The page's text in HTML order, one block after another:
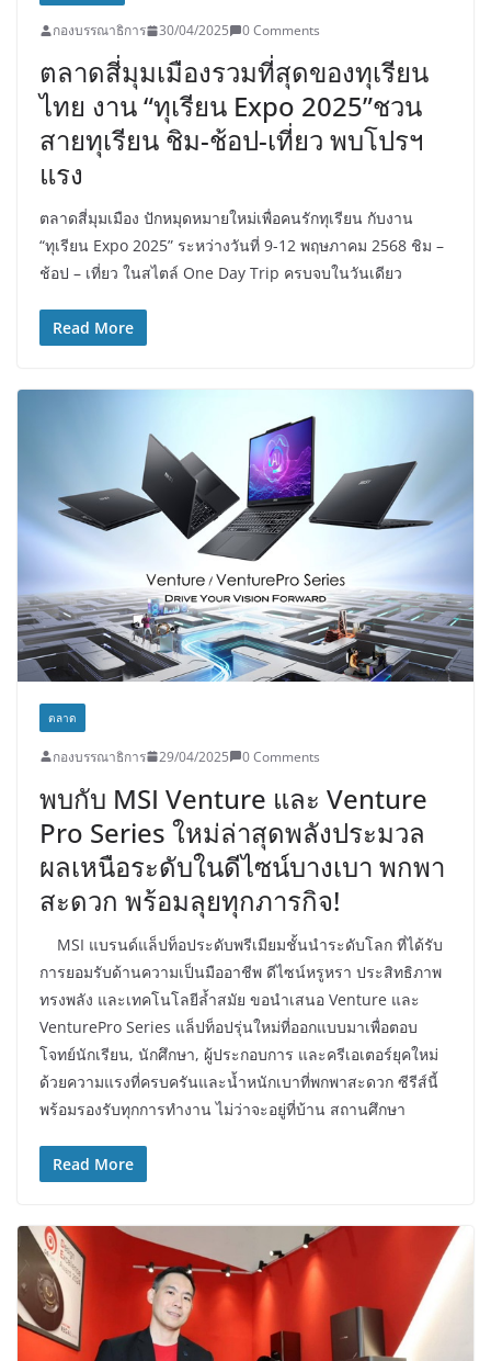
กองบรรณาธิการ 30/04/2025 0 Comments
ตลาดสี่มุมเมืองรวมที่สุดของทุเรียน
ไทย งาน “ทุเรียน Expo 2025”ชวน
สายทุเรียน ชิม-ช้อป-เที่ยว พบโปรฯ
แรง
ตลาดสี่มุมเมือง ปักหมุดหมายใหม่เพื่อคนรักทุเรียน กับงาน
“ทุเรียน Expo 2025” ระหว่างวันที่ 9-12 พฤษภาคม 2568 ชิม –
ช้อป – เที่ยว ในสไตล์ One Day Trip ครบจบในวันเดียว
Read More
ตลาด
กองบรรณาธิการ 29/04/2025 0 Comments
พบกับ MSI Venture และ Venture
Pro Series ใหม่ล่าสุดพลังประมวล
ผลเหนือระดับในดีไซน์บางเบา พกพา
สะดวก พร้อมลุยทุกภารกิจ!
MSI แบรนด์แล็ปท็อประดับพรีเมียมชั้นนำระดับโลก ที่ได้รับ
การยอมรับด้านความเป็นมืออาชีพ ดีไซน์หรูหรา ประสิทธิภาพ
ทรงพลัง และเทคโนโลยีล้ำสมัย ขอนำเสนอ Venture และ
VenturePro Series แล็ปท็อปรุ่นใหม่ที่ออกแบบมาเพื่อตอบ
โจทย์นักเรียน, นักศึกษา, ผู้ประกอบการ และครีเอเตอร์ยุคใหม่
ด้วยความแรงที่ครบครันและน้ำหนักเบาที่พกพาสะดวก ซีรีส์นี้
พร้อมรองรับทุกการทำงาน ไม่ว่าจะอยู่ที่บ้าน สถานศึกษา
Read More